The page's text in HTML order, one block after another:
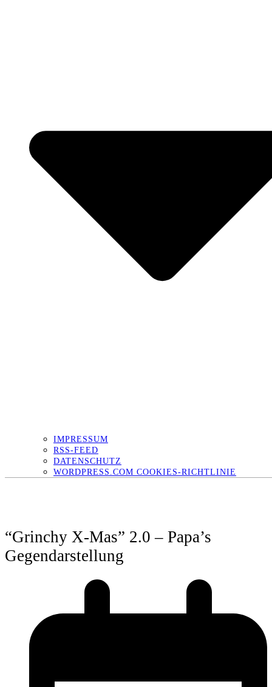
IMPRESSUM
RSS-FEED
DATENSCHUTZ
WORDPRESS.COM COOKIES-RICHTLINIE
“Grinchy X-Mas” 2.0 – Papa’s
Gegendarstellung